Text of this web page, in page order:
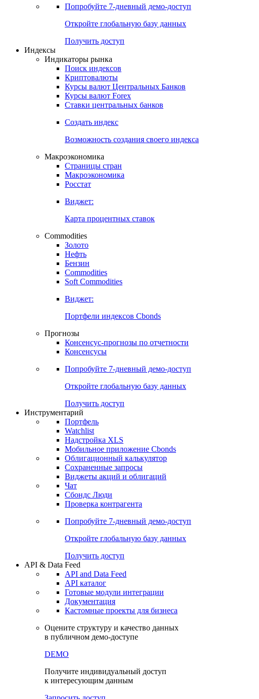
Попробуйте 7-дневный демо-доступ
Откройте глобальную базу данных
Получить доступ
Индексы
Индикаторы рынка
Поиск индексов
Криптовалюты
Курсы валют Центральных Банков
Курсы валют Forex
Ставки центральных банков
Создать индекс
Возможность создания своего индекса
Макроэкономика
Страницы стран
Макроэкономика
Росстат
Виджет:
Карта процентных ставок
Commodities
Золото
Нефть
Бензин
Commodities
Soft Commodities
Виджет:
Портфели индексов Cbonds
Прогнозы
Консенсус-прогнозы по отчетности
Консенсусы
Попробуйте 7-дневный демо-доступ
Откройте глобальную базу данных
Получить доступ
Инструментарий
Портфель
Watchlist
Надстройка XLS
Мобильное приложение Cbonds
Облигационный калькулятор
Сохраненные запросы
Виджеты акций и облигаций
Чат
Сбондс Люди
Проверка контрагента
Попробуйте 7-дневный демо-доступ
Откройте глобальную базу данных
Получить доступ
API & Data Feed
API and Data Feed
API каталог
Готовые модули интеграции
Документация
Кастомные проекты для бизнеса
Оцените структуру и качество данных
в публичном демо-доступе
DEMO
Получите индивидуальный доступ
к интересующим данным